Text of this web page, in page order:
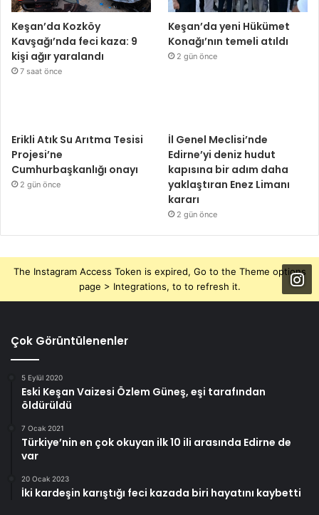
Keşan’da Kozköy
Kavşağı’nda feci kaza: 9
kişi ağır yaralandı
7 saat önce
Keşan’da yeni Hükümet
Konağı’nın temeli atıldı
2 gün önce
Erikli Atık Su Arıtma Tesisi
Projesi’ne
Cumhurbaşkanlığı onayı
2 gün önce
İl Genel Meclisi’nde
Edirne’yi deniz hudut
kapısına bir adım daha
yaklaştıran Enez Limanı
kararı
2 gün önce
The Instagram Access Token is expired, Go to the Theme options
page > Integrations, to to refresh it.
Çok Görüntülenenler
5 Eylül 2020
Eski Keşan Vaizesi Özlem Güneş, eşi tarafından
öldürüldü
7 Ocak 2021
Türkiye’nin en çok okuyan ilk 10 ili arasında Edirne de
var
20 Ocak 2023
İki kardeşin karıştığı feci kazada biri hayatını kaybetti